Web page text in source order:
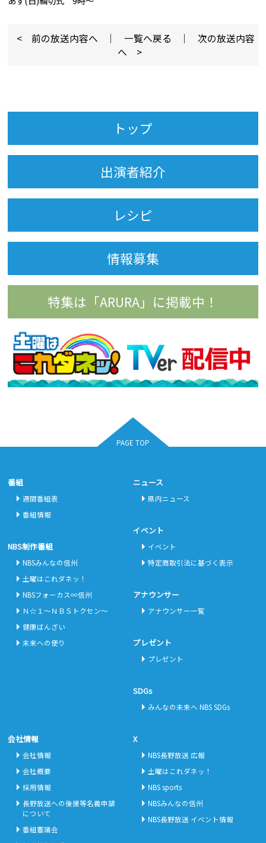
< 前の放送内容へ ｜ 一覧へ戻る ｜
次の放送内容
へ >
トップ
出演者紹介
レシピ
情報募集
特集は「ARURA」に掲載中！
PAGE TOP
番組
週間番組表
番組情報
NBS制作番組
NBSみんなの信州
土曜はこれダネッ！
NBSフォーカス∞信州
Ｎ☆１～ＮＢＳトクセン～
健康ばんざい
未来への便り
ニュース
県内ニュース
イベント
イベント
特定商取引法に基づく表示
アナウンサー
アナウンサー一覧
プレゼント
プレゼント
SDGs
みんなの未来へ NBS SDGs
会社情報
会社情報
会社概要
採用情報
長野放送への後援等名義申請
について
番組審議会
X
NBS長野放送 広報
土曜はこれダネッ！
NBS sports
NBSみんなの信州
NBS長野放送 イベント情報